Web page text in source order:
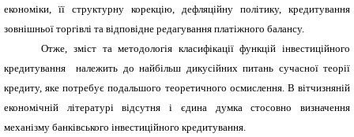
економіки, її структурну корекцію, дефляційну політику, кредитування
зовнішньої торгівлі та відповідне редагування платіжного балансу.
Отже, зміст та методологія класифікації функцій інвестиційного
кредитування належить до найбільш дикусійних питань сучасної теорії
кредиту, яке потребує подальшого теоретичного осмислення. В вітчизняній
економічній літературі відсутня і єдина думка стосовно визначення
механізму банківського інвестиційного кредитування.